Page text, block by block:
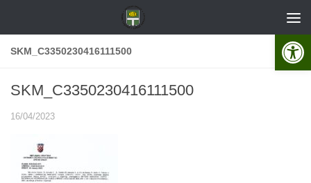
SKM_C3350230416111500
SKM_C3350230416111500
16/04/2023